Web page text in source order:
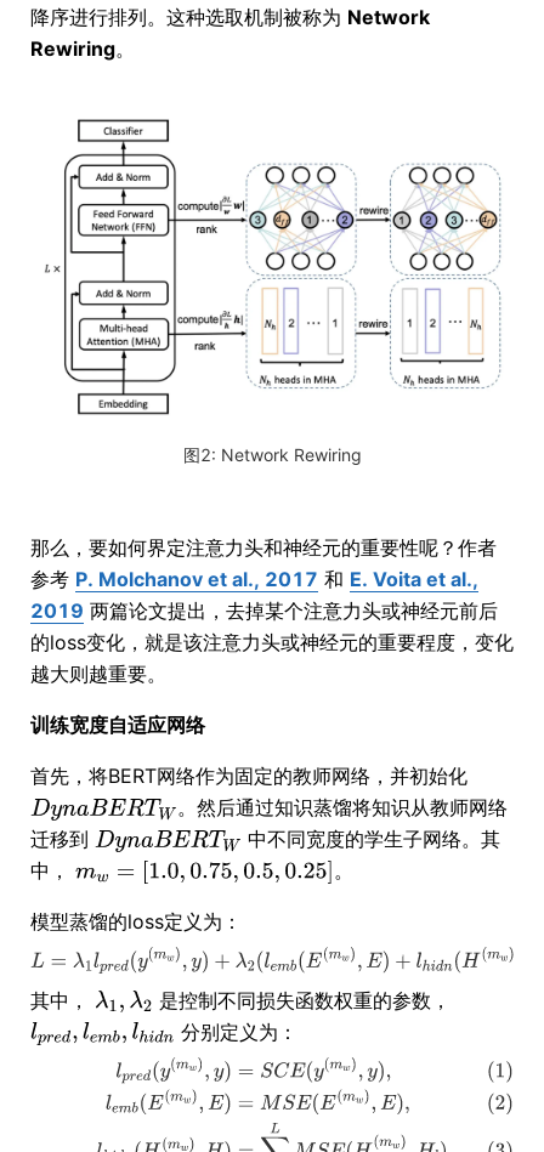
降序进行排列。这种选取机制被称为 Network
Rewiring。
图2: Network Rewiring
那么，要如何界定注意力头和神经元的重要性呢？作者
参考 P. Molchanov et al., 2017 和 E. Voita et al.,
2019 两篇论文提出，去掉某个注意力头或神经元前后
的loss变化，就是该注意力头或神经元的重要程度，变化
越大则越重要。
训练宽度自适应网络
首先，将BERT网络作为固定的教师网络，并初始化
。然后通过知识蒸馏将知识从教师网络
迁移到
中不同宽度的学生子网络。其
中，
。
模型蒸馏的loss定义为：
其中，
是控制不同损失函数权重的参数，
分别定义为：